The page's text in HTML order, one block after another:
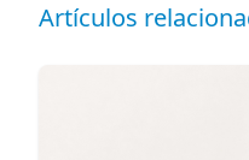
Artículos